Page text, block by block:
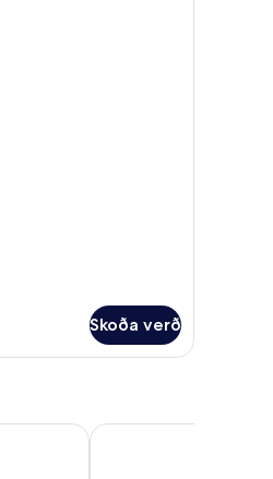
Skoða verð
Pharos Hvar Bayhill